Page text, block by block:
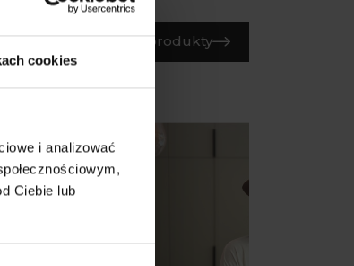
cookies
i analizować
Ciebie lub
Wszystkie produkty